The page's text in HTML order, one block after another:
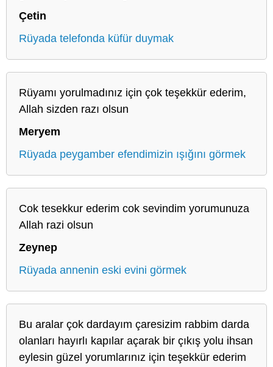
Çetin
Rüyada telefonda küfür duymak
Rüyamı yorulmadınız için çok teşekkür ederim,
Allah sizden razı olsun
Meryem
Rüyada peygamber efendimizin ışığını görmek
Cok tesekkur ederim cok sevindim yorumunuza
Allah razi olsun
Zeynep
Rüyada annenin eski evini görmek
Bu aralar çok dardayım çaresizim rabbim darda
olanları hayırlı kapılar açarak bir çıkış yolu ihsan
eylesin güzel yorumlarınız için teşekkür ederim